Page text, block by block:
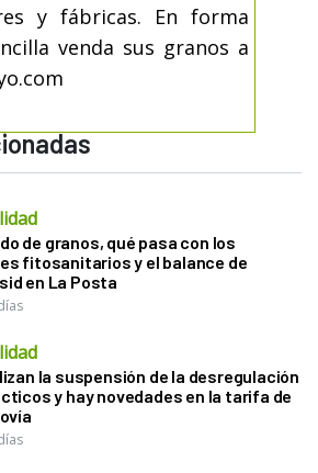
y fábricas. En forma
venda sus granos a
de granos, qué pasa con los
fitosanitarios y el balance de
en La Posta
la suspensión de la desregulación
y hay novedades en la tarifa de